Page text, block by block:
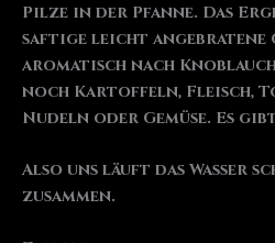
Pilze in der Pfanne. Das
saftige leicht angebratene
aromatisch nach
noch Kartoffeln, Fleisch,
Nudeln oder Gemüse. Es
Also uns läuft das Wasser
zusammen.